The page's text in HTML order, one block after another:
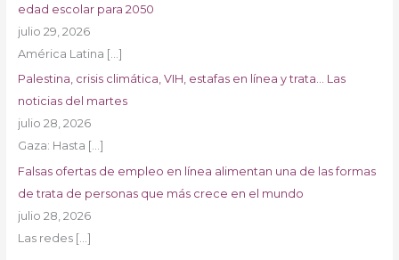
edad escolar para 2050
julio 29, 2026
América Latina […]
Palestina, crisis climática, VIH, estafas en línea y trata… Las
noticias del martes
julio 28, 2026
Gaza: Hasta […]
Falsas ofertas de empleo en línea alimentan una de las formas
de trata de personas que más crece en el mundo
julio 28, 2026
Las redes […]